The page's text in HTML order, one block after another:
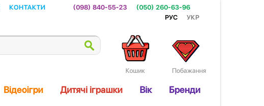
Контакти (098) 840-55-23
(050) 260-63-96
Рус
Укр
Побажання
Кошик
Відеоігри Дитячі іграшки Вік Бренди